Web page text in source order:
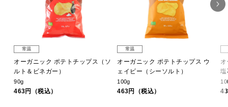
常温
オーガニック ポテトチップス（ソ
ルト＆ビネガー）
90g
463円（税込）
常温
オーガニック ポテトチップス ウ
ェイビー（シーソルト）
100g
463円（税込）